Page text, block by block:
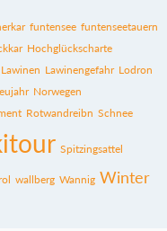
funtensee funtenseetauern
Hochglückscharte
Lawinen Lawinengefahr Lodron
Norwegen
Rotwandreibn Schnee
Spitzingsattel
wallberg Wannig Winter